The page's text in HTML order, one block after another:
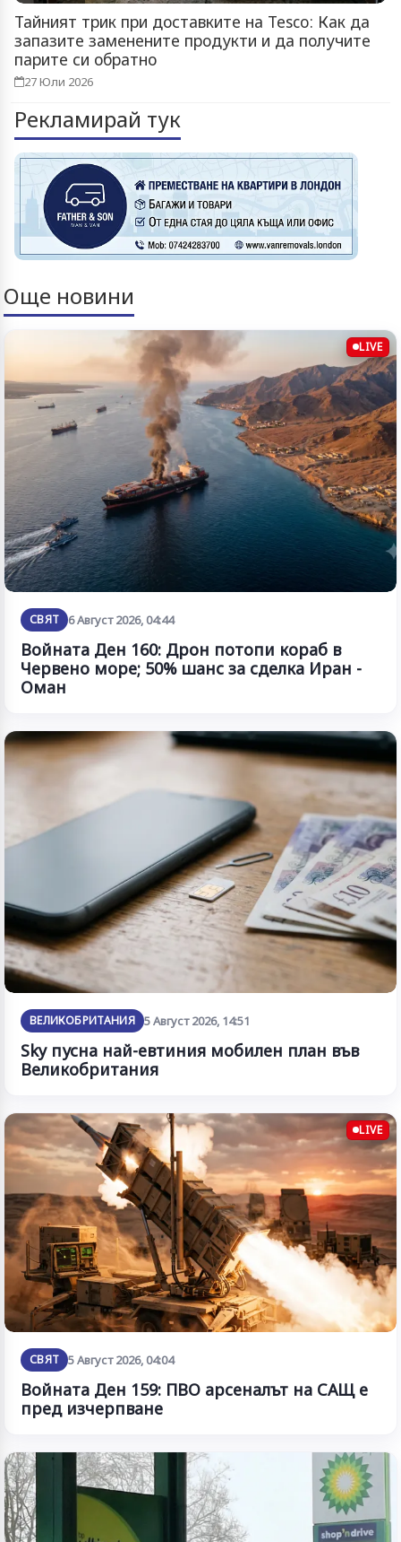
Тайният трик при доставките на Tesco: Как да
запазите заменените продукти и да получите
парите си обратно
27 Юли 2026
Рекламирай тук
Още новини
LIVE
СВЯТ 6 Август 2026, 04:44
Войната Ден 160: Дрон потопи кораб в
Червено море; 50% шанс за сделка Иран -
Оман
ВЕЛИКОБРИТАНИЯ 5 Август 2026, 14:51
Sky пусна най-евтиния мобилен план във
Великобритания
LIVE
СВЯТ 5 Август 2026, 04:04
Войната Ден 159: ПВО арсеналът на САЩ е
пред изчерпване